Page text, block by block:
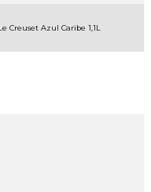
Creuset Azul Caribe 1,1L